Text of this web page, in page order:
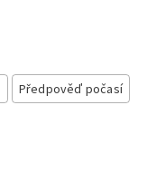
Předpověď počasí